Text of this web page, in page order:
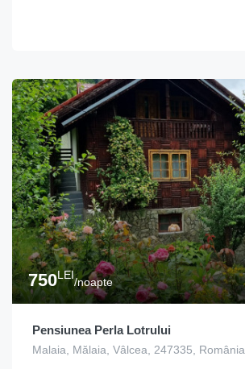
750LEI
/noapte
Pensiunea Perla Lotrului
Malaia, Mălaia, Vâlcea, 247335, România